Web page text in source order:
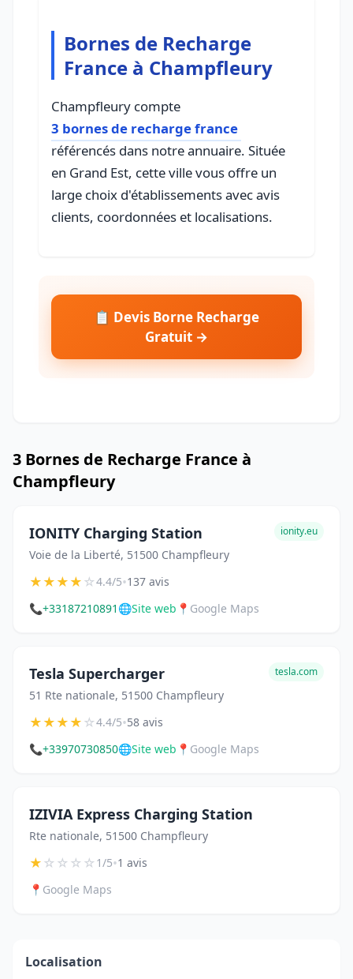
Bornes de Recharge
France à Champfleury
Champfleury compte
3 bornes de recharge france
référencés dans notre annuaire. Située
en Grand Est, cette ville vous offre un
large choix d'établissements avec avis
clients, coordonnées et localisations.
📋 Devis Borne Recharge
Gratuit →
3 Bornes de Recharge France à
Champfleury
IONITY Charging Station
Voie de la Liberté, 51500 Champfleury
ionity.eu
★★★★☆4.4/5•137 avis
📞+33187210891 🌐Site web 📍 Google Maps
Tesla Supercharger
51 Rte nationale, 51500 Champfleury
tesla.com
★★★★☆4.4/5•58 avis
📞+33970730850🌐Site web 📍 Google Maps
IZIVIA Express Charging Station
Rte nationale, 51500 Champfleury
★☆☆☆☆1/5•1 avis
📍 Google Maps
Localisation